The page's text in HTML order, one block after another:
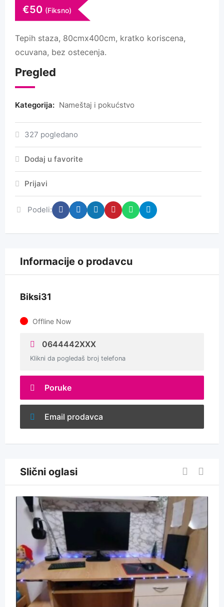
€50 (Fiksno)
Tepih staza, 80cmx400cm, kratko koriscena,
ocuvana, bez ostecenja.
Pregled
Kategorija: Nameštaj i pokućstvo
327 pogledano
Dodaj u favorite
Prijavi
Podeli:
Informacije o prodavcu
Biksi31
Offline Now
0644442XXX
Klikni da pogledaš broj telefona
Poruke
Email prodavca
Slični oglasi